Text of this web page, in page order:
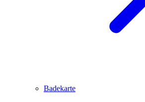
Badekarte